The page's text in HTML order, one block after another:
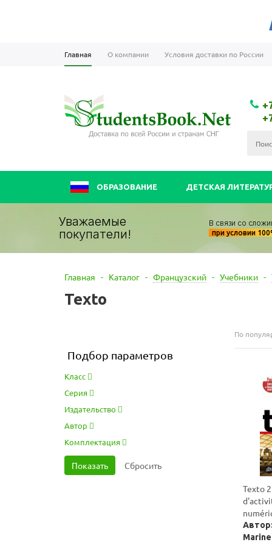
Главная О компании Условия доставки по России
ОБРАЗОВАНИЕ ДЕТСКАЯ
Уважаемые
покупатели!
В связи со
при условии
Главная - Каталог - Французский - Учебники -
Texto
Подбор параметров
Класс
Серия
Издательство
Автор
Комплектация
По
Texto
d'activites +